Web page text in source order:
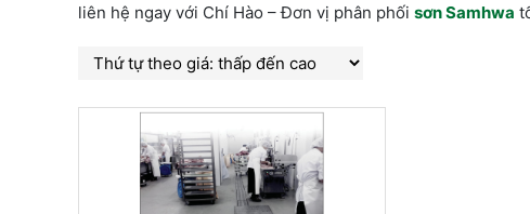
liên hệ ngay với Chí Hào – Đơn vị phân phối sơn Samhwa